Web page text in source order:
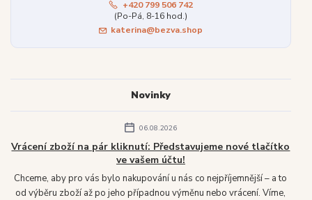
+420 799 506 742
(Po-Pá, 8-16 hod.)
katerina@bezva.shop
Novinky
06.08.2026
Vrácení zboží na pár kliknutí: Představujeme nové tlačítko
ve vašem účtu!
Chceme, aby pro vás bylo nakupování u nás co nejpříjemnější – a to
od výběru zboží až po jeho případnou výměnu nebo vrácení. Víme,